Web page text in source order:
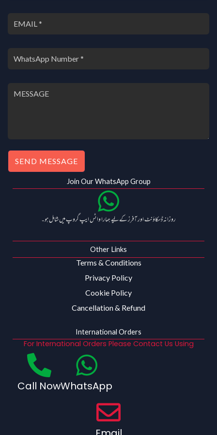
SEND MESSAGE
Join Our WhatsApp Group
روزانہ ڈسکاؤنٹ اور آفرز کے لیے ہمارا واٹس ایپ گروپ میں شامل ہو۔
Other Links
Terms & Conditions
Privacy Policy
Cookie Policy
Cancellation & Refund
International Orders
For International Orders Please Contact Us Using
Call NowWhatsApp